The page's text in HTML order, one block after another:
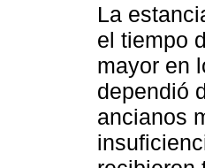
La
el tiempo
mayor en
dependió
ancianos